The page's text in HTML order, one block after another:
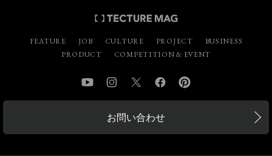
FEATURE JOB CULTURE PROJECT
BUSINESS
PRODUCT
COMPETITION & EVENT
YouTube InstagramTwitter Facebook
お問い合わせ